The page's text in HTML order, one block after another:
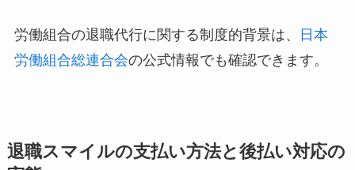
労働組合の退職代行に関する制度的背景は、 日本
労働組合総連合会の公式情報でも確認できます。
退職スマイルの支払い方法と後払い対応の